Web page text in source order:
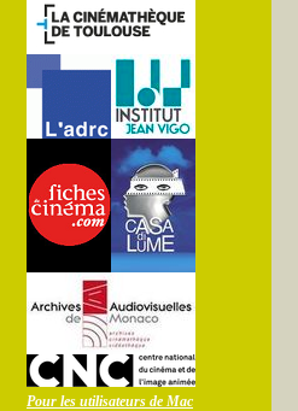
Pour les utilisateurs de Mac